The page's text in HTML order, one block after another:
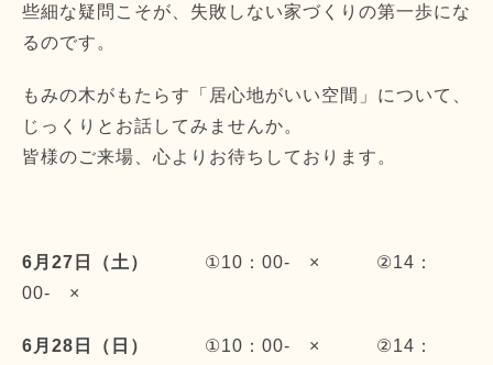
些細な疑問こそが、失敗しない家づくりの第一歩にな
るのです。
もみの木がもたらす「居心地がいい空間」について、
じっくりとお話してみませんか。
皆様のご来場、心よりお待ちしております。
6月27日（土） ①10：00- × ②14：
00- ×
6月28日（日） ①10：00- × ②14：